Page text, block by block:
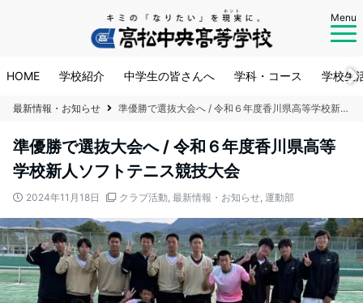
Menu
HOME 学校紹介 中学生の皆さんへ 学科・コース 学校生
最新情報・お知らせ 準優勝で選抜大会へ / 令和６年度香川県高等学校新人ソフトテニス競技大会
準優勝で選抜大会へ / 令和６年度香川県高等
学校新人ソフトテニス競技大会
2024年11月18日 クラブ活動, 最新情報・お知らせ, 運動部